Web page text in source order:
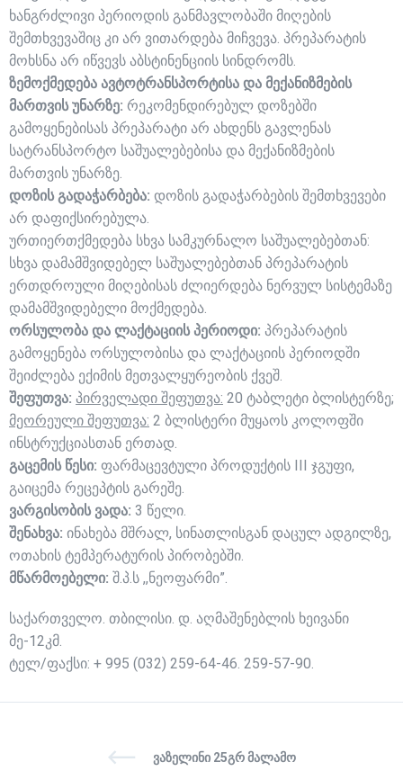
ხანგრძლივი პერიოდის განმავლობაში მიღების
შემთხვევაშიც კი არ ვითარდება მიჩვევა. პრეპარატის
მოხსნა არ იწვევს აბსტინენციის სინდრომს.
ზემოქმედება ავტოტრანსპორტისა და მექანიზმების
მართვის უნარზე: რეკომენდირებულ დოზებში
გამოყენებისას პრეპარატი არ ახდენს გავლენას
სატრანსპორტო საშუალებებისა და მექანიზმების
მართვის უნარზე.
დოზის გადაჭარბება: დოზის გადაჭარბების შემთხვევები
არ დაფიქსირებულა.
ურთიერთქმედება სხვა სამკურნალო საშუალებებთან:
სხვა დამამშვიდებელ საშუალებებთან პრეპარატის
ერთდროული მიღებისას ძლიერდება ნერვულ სისტემაზე
დამამშვიდებელი მოქმედება.
ორსულობა და ლაქტაციის პერიოდი: პრეპარატის
გამოყენება ორსულობისა და ლაქტაციის პერიოდში
შეიძლება ექიმის მეთვალყურეობის ქვეშ.
შეფუთვა: პირველადი შეფუთვა: 20 ტაბლეტი ბლისტერზე;
მეორეული შეფუთვა: 2 ბლისტერი მუყაოს კოლოფში
ინსტრუქციასთან ერთად.
გაცემის წესი: ფარმაცევტული პროდუქტის III ჯგუფი,
გაიცემა რეცეპტის გარეშე.
ვარგისობის ვადა: 3 წელი.
შენახვა: ინახება მშრალ, სინათლისგან დაცულ ადგილზე,
ოთახის ტემპერატურის პირობებში.
მწარმოებელი: შ.პ.ს ,,ნეოფარმი”.
საქართველო. თბილისი. დ. აღმაშენებლის ხეივანი
მე-12კმ.
ტელ/ფაქსი: + 995 (032) 259-64-46. 259-57-90.
ᲕᲐᲖᲔᲚᲘᲜᲘ 25ᲒᲠ ᲛᲐᲚᲐᲛᲝ